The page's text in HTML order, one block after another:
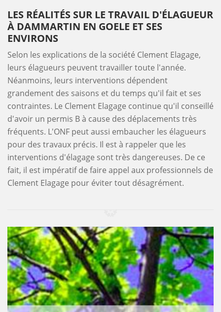
LES RÉALITÉS SUR LE TRAVAIL D'ÉLAGUEUR
À DAMMARTIN EN GOELE ET SES
ENVIRONS
Selon les explications de la société Clement Elagage,
leurs élagueurs peuvent travailler toute l'année.
Néanmoins, leurs interventions dépendent
grandement des saisons et du temps qu'il fait et ses
contraintes. Le Clement Elagage continue qu'il conseillé
d'avoir un permis B à cause des déplacements très
fréquents. L'ONF peut aussi embaucher les élagueurs
pour des travaux précis. Il est à rappeler que les
interventions d'élagage sont très dangereuses. De ce
fait, il est impératif de faire appel aux professionnels de
Clement Elagage pour éviter tout désagrément.